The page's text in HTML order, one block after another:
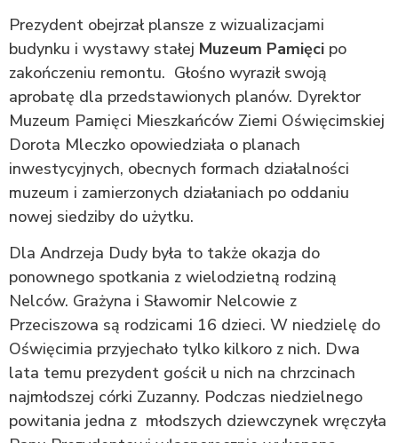
Prezydent obejrzał plansze z wizualizacjami
budynku i wystawy stałej Muzeum Pamięci po
zakończeniu remontu. Głośno wyraził swoją
aprobatę dla przedstawionych planów. Dyrektor
Muzeum Pamięci Mieszkańców Ziemi Oświęcimskiej
Dorota Mleczko opowiedziała o planach
inwestycyjnych, obecnych formach działalności
muzeum i zamierzonych działaniach po oddaniu
nowej siedziby do użytku.
Dla Andrzeja Dudy była to także okazja do
ponownego spotkania z wielodzietną rodziną
Nelców. Grażyna i Sławomir Nelcowie z
Przeciszowa są rodzicami 16 dzieci. W niedzielę do
Oświęcimia przyjechało tylko kilkoro z nich. Dwa
lata temu prezydent gościł u nich na chrzcinach
najmłodszej córki Zuzanny. Podczas niedzielnego
powitania jedna z młodszych dziewczynek wręczyła